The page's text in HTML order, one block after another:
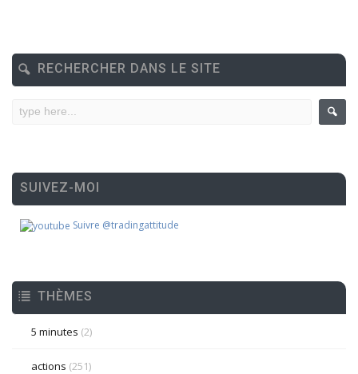
RECHERCHER DANS LE SITE
SUIVEZ-MOI
Suivre @tradingattitude
THÈMES
5 minutes (2)
actions (251)